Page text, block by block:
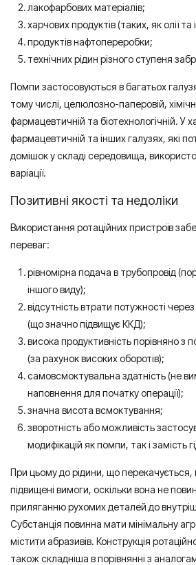
лакофарбових матеріалів;
харчових продуктів (таких, як олії та
продуктів нафтопереробки;
технічних рідин різного ступеня
Помпи застосовуються в багатьох
тому числі, целюлозно-паперовій,
фармацевтичній та біотехнологічній. У
фармацевтичній та інших галузях, які
домішок у складі середовища,
варіації.
Позитивні якості та недоліки
Використання ротаційних пристроїв
переваг:
рівномірна подача в трубопровід
іншого виду);
відсутність втрати потужності через
(що значно підвищує ККД);
висока продуктивність порівняно
(за рахунок високих оборотів);
самовсмоктувальна здатність (не
наповнення для початку операції);
значна висота всмоктування;
зворотність або можливість
модифікацій як помпи, так і замість
При цьому до рідини, що перекачується,
підвищені вимоги, оскільки вона не
приляганню рухомих деталей до
Субстанція повинна мати мінімальну
містити абразивів. Конструкція
також складніша в порівнянні з